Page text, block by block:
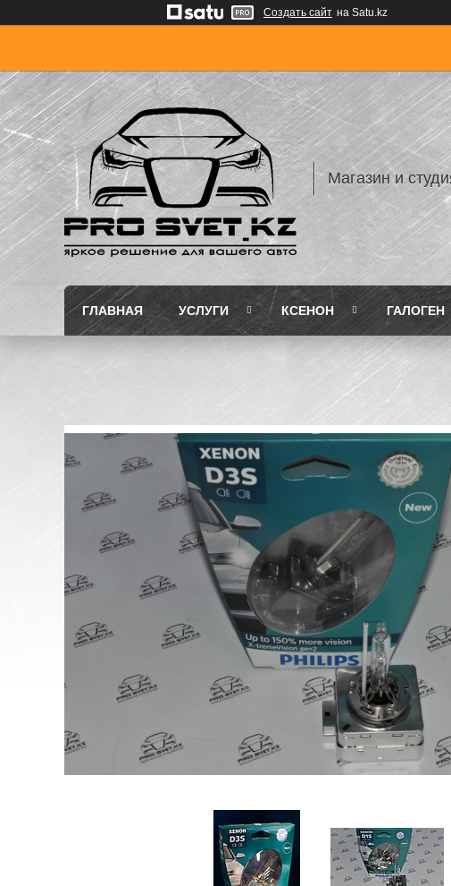
Создать сайт на Satu.kz
Магазин и
ГЛАВНАЯ УСЛУГИ КСЕНОН ГАЛОГЕН